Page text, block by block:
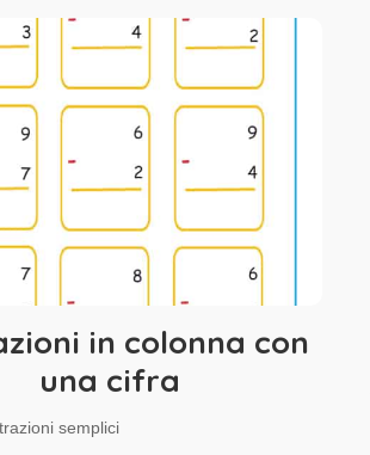
in colonna con
una cifra
semplici